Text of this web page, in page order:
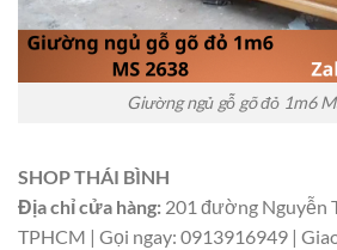
Giường ngủ gỗ gõ đỏ 1m6
SHOP THÁI BÌNH
Địa chỉ cửa hàng: 201 đường Nguyễn
TPHCM | Gọi ngay: 0913916949 |